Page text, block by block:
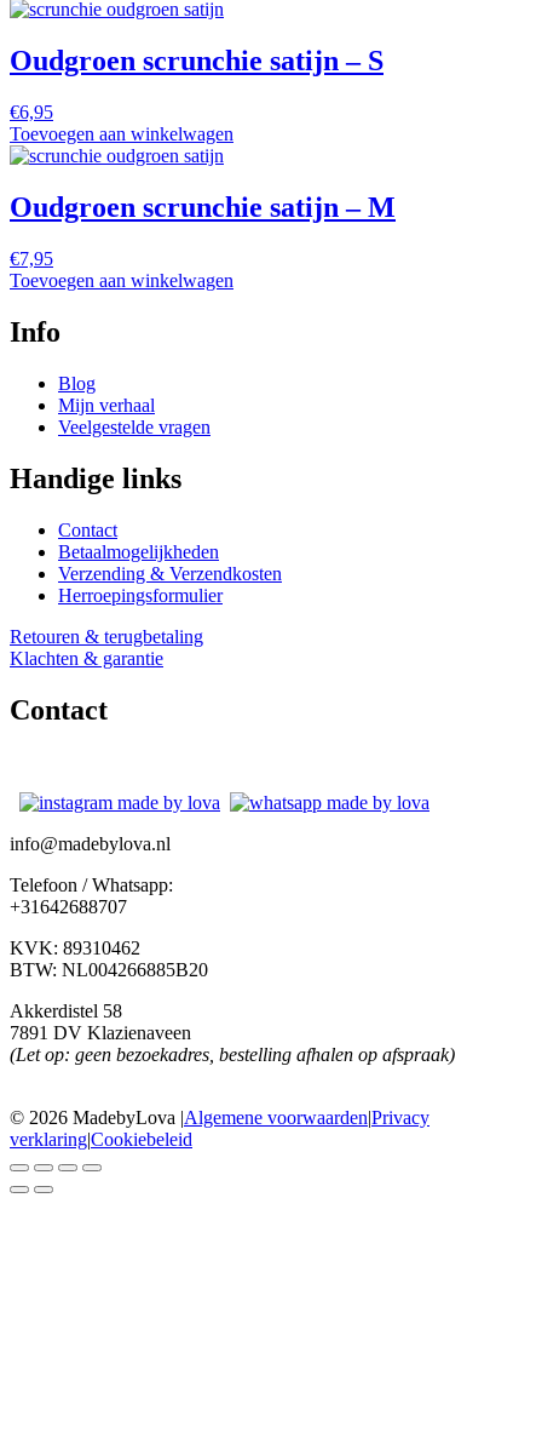
Oudgroen scrunchie satijn – S
€6,95
Toevoegen aan winkelwagen
Oudgroen scrunchie satijn – M
€7,95
Toevoegen aan winkelwagen
Info
Blog
Mijn verhaal
Veelgestelde vragen
Handige links
Contact
Betaalmogelijkheden
Verzending & Verzendkosten
Herroepingsformulier
Retouren & terugbetaling
Klachten & garantie
Contact
info@madebylova.nl
Telefoon / Whatsapp:
+31642688707
KVK: 89310462
BTW: NL004266885B20
Akkerdistel 58
7891 DV Klazienaveen
(Let op: geen bezoekadres, bestelling afhalen op afspraak)
© 2026 MadebyLova |Algemene voorwaarden|Privacy
verklaring|Cookiebeleid